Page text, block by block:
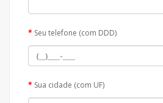
Seu telefone (com DDD)
Sua cidade (com UF)